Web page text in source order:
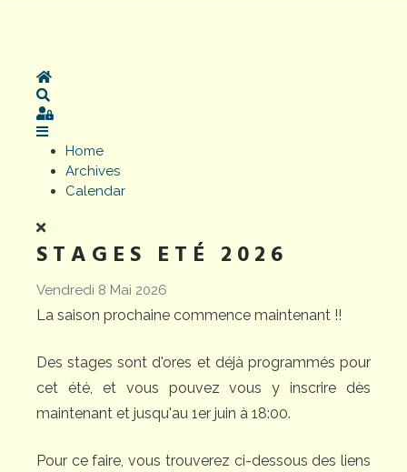
Home
Sign In
Home
Archives
Calendar
STAGES ETÉ 2026
Vendredi 8 Mai 2026
La saison prochaine commence maintenant !!
Des stages sont d'ores et déjà programmés pour
cet été, et vous pouvez vous y inscrire dès
maintenant et jusqu'au 1er juin à 18:00.
Pour ce faire, vous trouverez ci-dessous des liens